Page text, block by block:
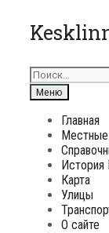
Перейти
к
Поиск
для:
Поиск
Меню
Главная
Местные
История
Карта
Улицы
О сайте